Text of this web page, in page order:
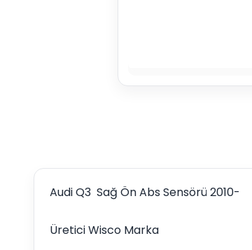
Audi Q3 Sağ Ön Abs Sensörü 2010-
Üretici Wisco Marka